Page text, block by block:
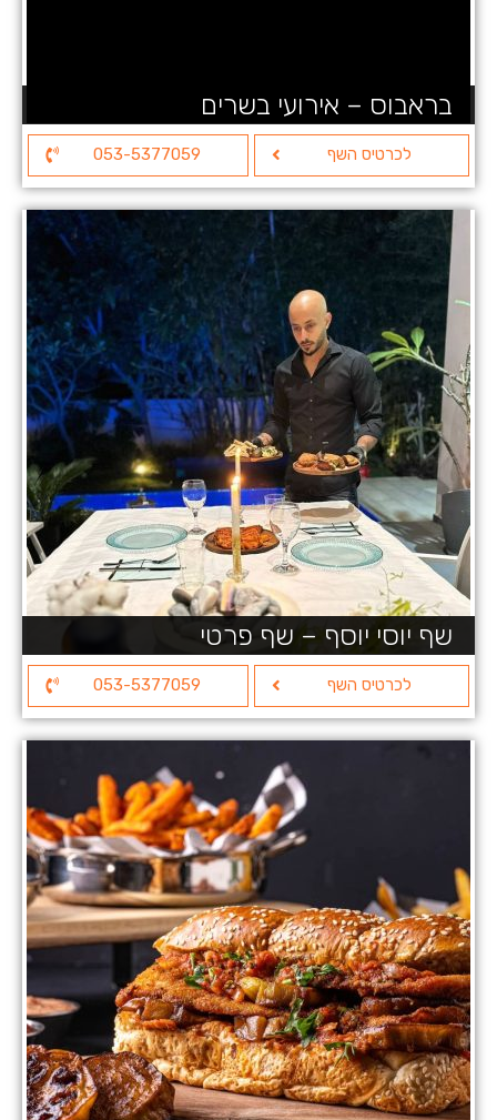
בראבוס – אירועי בשרים
לכרטיס השף 053-5377059
שף יוסי יוסף – שף פרטי
לכרטיס השף 053-5377059